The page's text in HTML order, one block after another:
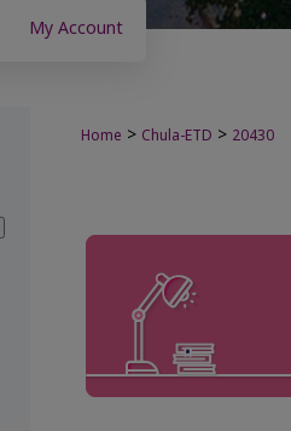
My Account
Home > Chula-ETD > 20430